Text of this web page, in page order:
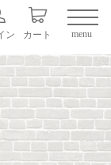
menu
ン カート